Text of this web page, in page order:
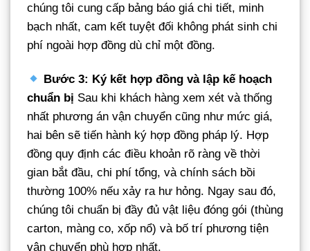
chúng tôi cung cấp bảng báo giá chi tiết, minh
bạch nhất, cam kết tuyệt đối không phát sinh chi
phí ngoài hợp đồng dù chỉ một đồng.
Bước 3: Ký kết hợp đồng và lập kế hoạch
chuẩn bị Sau khi khách hàng xem xét và thống
nhất phương án vận chuyển cũng như mức giá,
hai bên sẽ tiến hành ký hợp đồng pháp lý. Hợp
đồng quy định các điều khoản rõ ràng về thời
gian bắt đầu, chi phí tổng, và chính sách bồi
thường 100% nếu xảy ra hư hỏng. Ngay sau đó,
chúng tôi chuẩn bị đầy đủ vật liệu đóng gói (thùng
carton, màng co, xốp nổ) và bố trí phương tiện
vận chuyển phù hợp nhất.